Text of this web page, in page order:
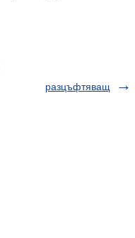
разцъфтяващ